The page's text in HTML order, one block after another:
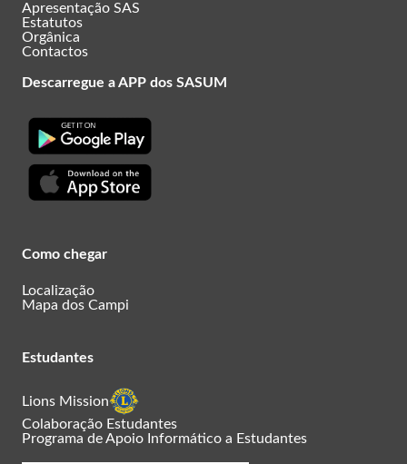
Apresentação SAS
Estatutos
Orgânica
Contactos
Descarregue a APP dos SASUM
Como chegar
Localização
Mapa dos Campi
Estudantes
Lions Mission
Colaboração Estudantes
Programa de Apoio Informático a Estudantes